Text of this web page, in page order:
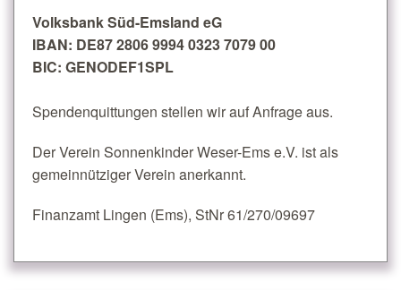
Volksbank Süd-Emsland eG
IBAN: DE87 2806 9994 0323 7079 00
BIC: GENODEF1SPL
Spendenquittungen stellen wir auf Anfrage aus.
Der Verein Sonnenkinder Weser-Ems e.V. ist als
gemeinnütziger Verein anerkannt.
Finanzamt Lingen (Ems), StNr 61/270/09697